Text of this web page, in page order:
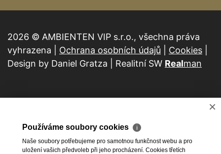
2026 © AMBIENTEN VIP s.r.o., všechna práva
vyhrazena | Ochrana osobních údajů Cookies
Design by Daniel Gratza | Realitní SW Realman
×
Používáme soubory cookies ℹ
Naše soubory potřebujeme pro samotnou funkčnost webu a pro
uložení vašich předvoleb při jeho procházení. Cookies třetích